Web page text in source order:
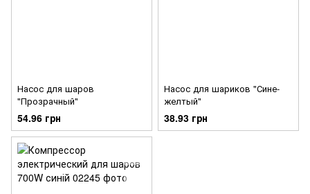
Насос для шаров
"Прозрачный"
54.96 грн
Насос для шариков "Сине-
желтый"
38.93 грн